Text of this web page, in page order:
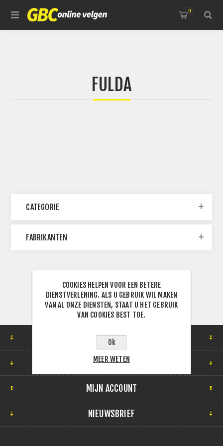
0
FULDA
CATEGORIE
FABRIKANTEN
LOCATIE
INFORMATIE
MIJN ACCOUNT
NIEUWSBRIEF
COOKIES HELPEN VOOR EEN BETERE
DIENSTVERLENING. ALS U GEBRUIK WIL MAKEN
VAN AL ONZE DIENSTEN, STAAT U HET GEBRUIK
VAN COOKIES BEST TOE.
Ok
MEER WETEN